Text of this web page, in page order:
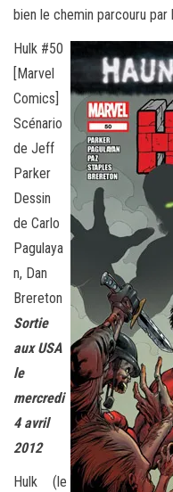
bien le chemin parcouru
Hulk #50
[Marvel
Comics]
Scénario
de Jeff
Parker
Dessin
de Carlo
Pagulaya
n, Dan
Brereton
Sortie
aux USA
le
mercredi
4 avril
2012
Hulk (le